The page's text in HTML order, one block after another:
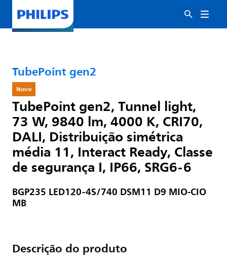
TubePoint gen2
Novo
TubePoint gen2, Tunnel light,
73 W, 9840 lm, 4000 K, CRI70,
DALI, Distribuição simétrica
média 11, Interact Ready, Classe
de segurança I, IP66, SRG6-6
BGP235 LED120-4S/740 DSM11 D9 MIO-CIO
MB
Descrição do produto